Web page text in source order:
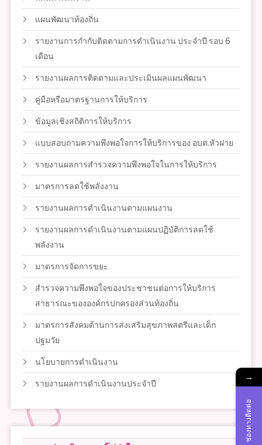
แผนพัฒนาท้องถิ่น
รายงานการกำกับติดตามการดำเนินงาน ประจำปี รอบ 6
เดือน
รายงานผลการติดตามและประเมินผลแผนพัฒนา
คู่มือหรือมาตรฐานการให้บริการ
ข้อมูลเชิงสถิติการให้บริการ
แบบสอบถามความพึงพอใจการให้บริการของ อบต.หัวฝาย
รายงานผลการสำรวจความพึงพอใจในการให้บริการ
มาตรการลดใช้พลังงาน
รายงานผลการดำเนินงานตามแผนงาน
รายงานผลการดำเนินงานตามแผนปฏิบัติการลดใช้
พลังงาน
มาตรการจัดการขยะ
สำรวจความพึงพอใจของประชาชนต่อการให้บริการ
สาธารณะขององค์กรปกครองส่วนท้องถิ่น
มาตรการสังคมด้านการส่งเสริมสุขภาพสตรีและเด็ก
ปฐมวัย
นโยบายการดำเนินงาน
รายงานผลการดำเนินงานประจำปี
→
ช่องทางติดต่อ